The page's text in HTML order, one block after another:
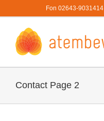
Inhalt
Fon 02643-9031414
Contact Page 2